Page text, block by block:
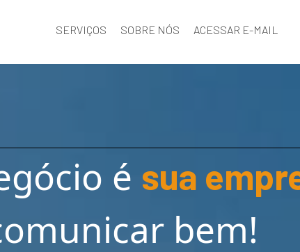
SERVIÇOS SOBRE NÓS ACESSAR E-MAIL
é sua
bem!